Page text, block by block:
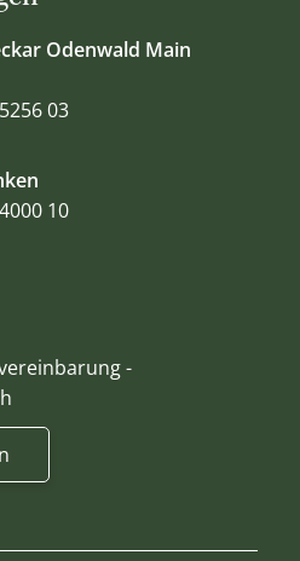
Odenwald Main
03
10
-